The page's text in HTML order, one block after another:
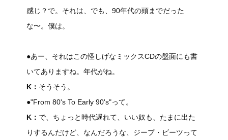
感じ？で。それは、でも、90年代の頭までだった
な〜。僕は。
●あー、それはこの怪しげなミックスCDの盤面にも書
いてありますね。年代がね。
K： そうそう。
●"From 80's To Early 90's"って。
K： で、ちょっと時代遅れて、いい奴も、たまに出た
りするんだけど、なんだろうな、ジープ・ビーツって